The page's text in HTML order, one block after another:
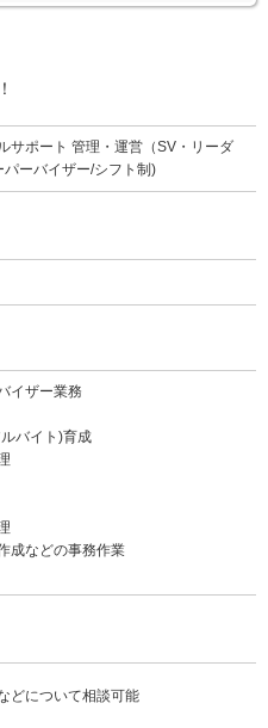
ポート 管理・運営（SV・リーダ
ーバイザー/シフト制)
イザー業務
バイト)育成
成などの事務作業
どについて相談可能